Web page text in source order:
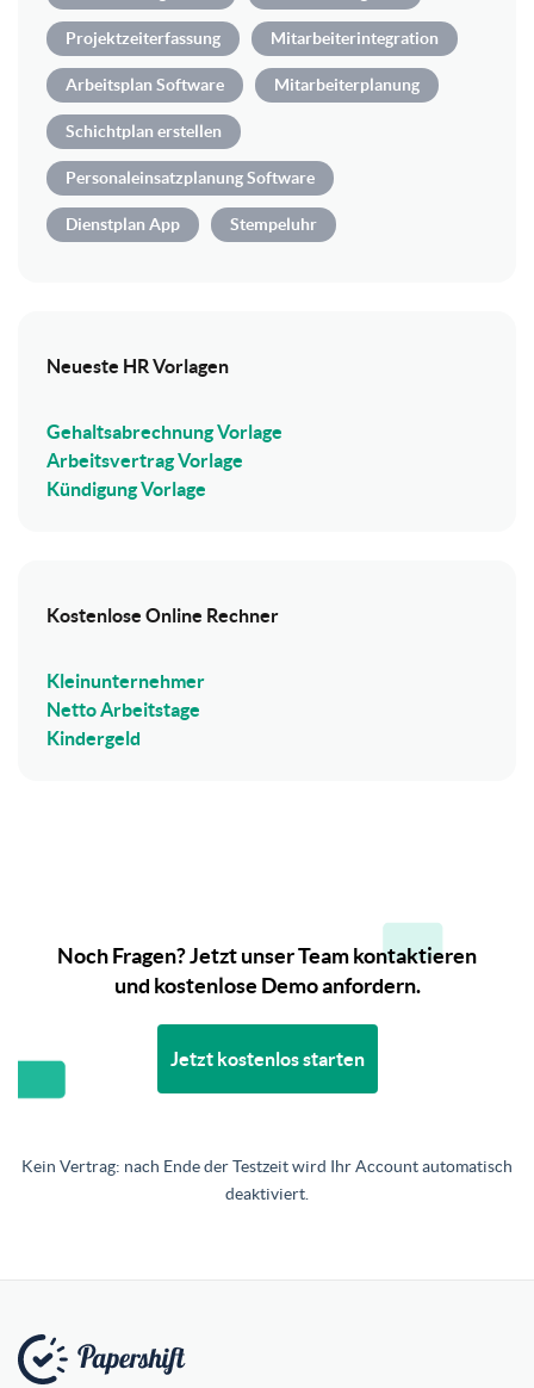
Projektzeiterfassung Mitarbeiterintegration
Arbeitsplan Software Mitarbeiterplanung
Schichtplan erstellen
Personaleinsatzplanung Software
Dienstplan App Stempeluhr
Neueste HR Vorlagen
Gehaltsabrechnung Vorlage
Arbeitsvertrag Vorlage
Kündigung Vorlage
Kostenlose Online Rechner
Kleinunternehmer
Netto Arbeitstage
Kindergeld
Noch Fragen? Jetzt unser Team kontaktieren
und kostenlose Demo anfordern.
Jetzt kostenlos starten
Kein Vertrag: nach Ende der Testzeit wird Ihr Account automatisch
deaktiviert.